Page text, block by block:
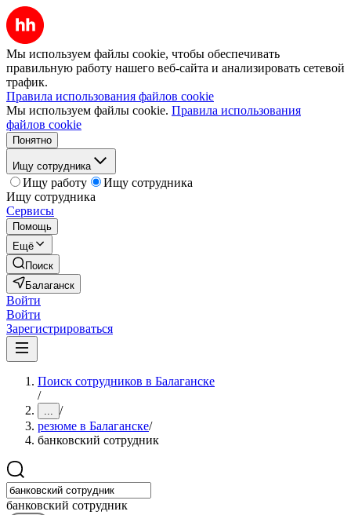
Мы используем файлы cookie, чтобы обеспечивать
правильную работу нашего веб-сайта и анализировать сетевой
трафик.
Правила использования файлов cookie
Мы используем файлы cookie. Правила использования
файлов cookie
Понятно
Ищу сотрудника
Ищу работу
Ищу сотрудника
Ищу сотрудника
Сервисы
Помощь
Ещё
Поиск
Балаганск
Войти
Войти
Зарегистрироваться
Поиск сотрудников в Балаганске
/
... /
резюме в Балаганске/
банковский сотрудник
банковский сотрудник